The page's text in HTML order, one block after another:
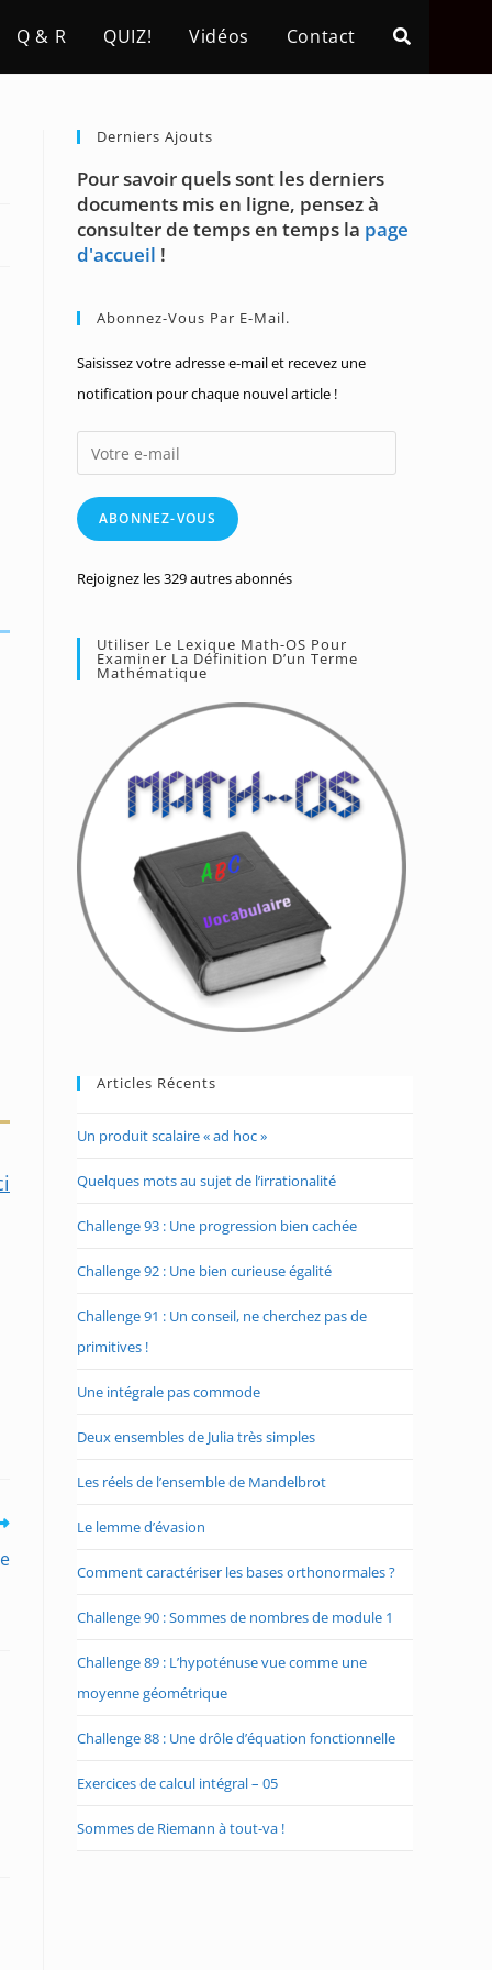
Q & R QUIZ! Vidéos Contact
Derniers Ajouts
Pour savoir quels sont les derniers
documents mis en ligne, pensez à
consulter de temps en temps la page
d'accueil !
Abonnez-Vous Par E-Mail.
Saisissez votre adresse e-mail et recevez une
notification pour chaque nouvel article !
Votre
e-
mailABONNEZ-VOUS
Rejoignez les 329 autres abonnés
Utiliser Le Lexique Math-OS Pour
Examiner La Définition D’un Terme
Mathématique
Articles Récents
Un produit scalaire « ad hoc »
Quelques mots au sujet de l’irrationalité
Challenge 93 : Une progression bien cachée
Challenge 92 : Une bien curieuse égalité
Challenge 91 : Un conseil, ne cherchez pas de
primitives !
Une intégrale pas commode
Deux ensembles de Julia très simples
Les réels de l’ensemble de Mandelbrot
Le lemme d’évasion
Comment caractériser les bases orthonormales ?
Challenge 90 : Sommes de nombres de module 1
Challenge 89 : L’hypoténuse vue comme une
moyenne géométrique
Challenge 88 : Une drôle d’équation fonctionnelle
Exercices de calcul intégral – 05
Sommes de Riemann à tout-va !